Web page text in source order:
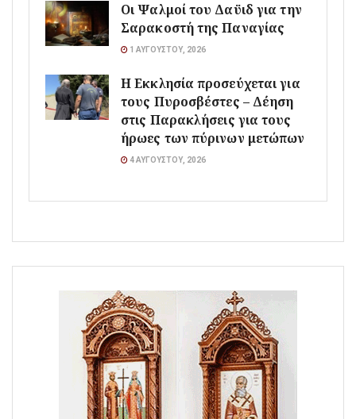
Οι Ψαλμοί του Δαϋιδ για την
Σαρακοστή της Παναγίας
1 ΑΥΓΟΎΣΤΟΥ, 2026
Η Εκκλησία προσεύχεται για
τους Πυροσβέστες – Δέηση
στις Παρακλήσεις για τους
ήρωες των πύρινων μετώπων
4 ΑΥΓΟΎΣΤΟΥ, 2026